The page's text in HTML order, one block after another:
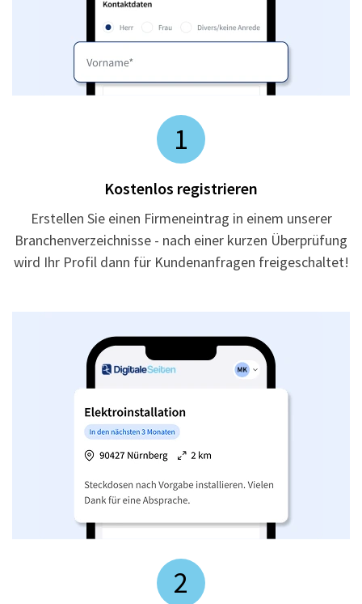
1
Kostenlos registrieren
Erstellen Sie einen Firmeneintrag in einem unserer
Branchenverzeichnisse - nach einer kurzen Überprüfung
wird Ihr Profil dann für Kundenanfragen freigeschaltet!
2